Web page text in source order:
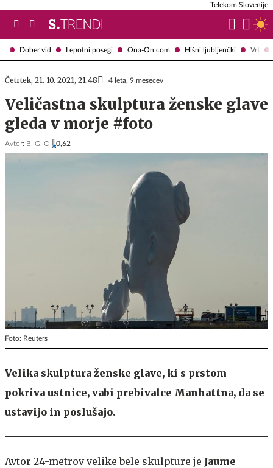
Dober vid Lepotni posegi Ona-On.com Hišni ljubljenčki Vrt
Telekom Slovenije
Četrtek, 21. 10. 2021, 21.48 4 leta, 9 mesecev
Veličastna skulptura ženske glave
gleda v morje #foto
Avtor: B. G. O. 0,62
Foto: Reuters
Velika skulptura ženske glave, ki s prstom
pokriva ustnice, vabi prebivalce Manhattna, da se
ustavijo in poslušajo.
Avtor 24-metrov velike bele skulpture je Jaume